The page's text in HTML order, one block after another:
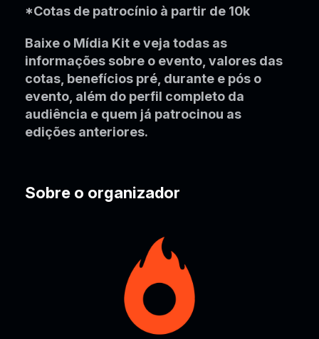
*Cotas de patrocínio à partir de 10k
Baixe o Mídia Kit e veja todas as
informações sobre o evento, valores das
cotas, benefícios pré, durante e pós o
evento, além do perfil completo da
audiência e quem já patrocinou as
edições anteriores.
Sobre o organizador